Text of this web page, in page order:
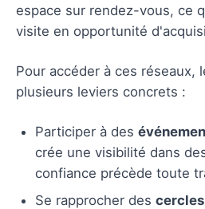
espace sur rendez-vous, ce
visite en opportunité
Pour accéder à ces réseaux,
plusieurs leviers concrets :
Participer à des
crée une visibilité dans
confiance précède toute
Se rapprocher des